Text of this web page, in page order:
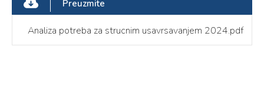
Preuzmite
Analiza potreba za strucnim usavrsavanjem 2024.pdf